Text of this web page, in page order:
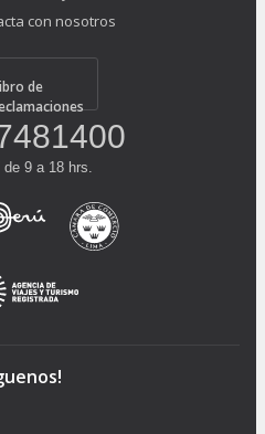
con nosotros
de
9 a 18 hrs.